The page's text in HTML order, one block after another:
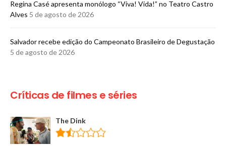
Regina Casé apresenta monólogo “Viva! Vida!” no Teatro Castro
Alves 5 de agosto de 2026
​Salvador recebe edição do Campeonato Brasileiro de Degustação
5 de agosto de 2026
Críticas de filmes e séries
The Dink